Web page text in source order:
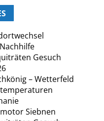
Gesuch
– Wetterfeld
Siebnen